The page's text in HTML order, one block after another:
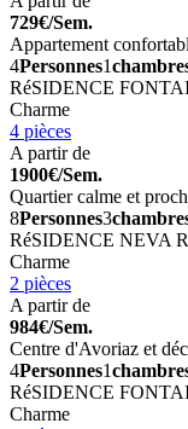
729€/Sem.
Appartement
4Personnes1
RéSIDENCE
Charme
4 pièces
A partir de
1900€/Sem.
Quartier calme et
8Personnes3
RéSIDENCE NEVA
Charme
2 pièces
A partir de
984€/Sem.
Centre d'Avoriaz et
4Personnes1
RéSIDENCE
Charme